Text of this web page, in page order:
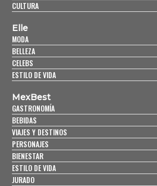
CULTURA
Elle
MODA
BELLEZA
CELEBS
ESTILO DE VIDA
MexBest
GASTRONOMÍA
BEBIDAS
VIAJES Y DESTINOS
PERSONAJES
BIENESTAR
ESTILO DE VIDA
JURADO